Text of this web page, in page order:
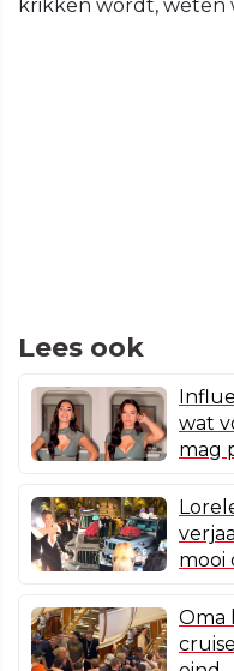
krikken wordt, weten
Lees ook
wat
mag
mooi
Oma